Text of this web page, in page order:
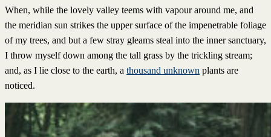
When, while the lovely valley teems with vapour around me, and
the meridian sun strikes the upper surface of the impenetrable foliage
of my trees, and but a few stray gleams steal into the inner sanctuary,
I throw myself down among the tall grass by the trickling stream;
and, as I lie close to the earth, a thousand unknown plants are
noticed.